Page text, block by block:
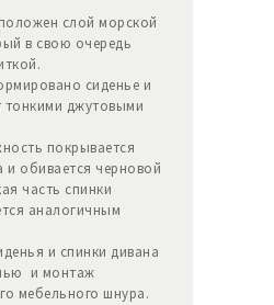
слой морской
в свою очередь
сиденье и
тонкими джутовыми
покрывается
и обивается черновой
часть спинки
аналогичным
и спинки дивана
и монтаж
мебельного шнура.